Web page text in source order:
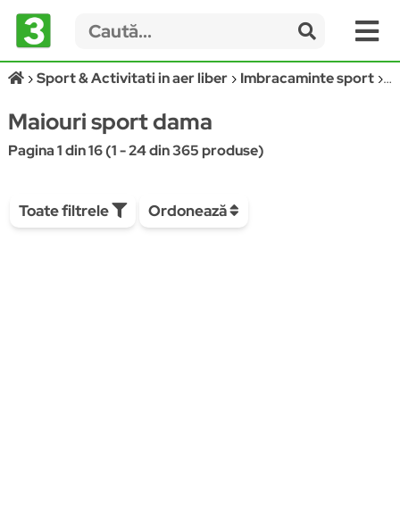
Sport & Activitati in aer liber Imbracaminte sport
Maiouri sport dama
Pagina 1 din 16 (1 - 24 din 365 produse)
Toate filtrele Ordonează